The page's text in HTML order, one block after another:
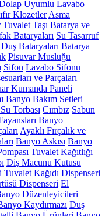
Uyumlu Lavabo
Klozetler Asma
Tuvalet Taşı Batarya ve
Bataryaları Su Tasarruf
Duş Bataryaları Batarya
Pisuvar Musluğu
Sifon Lavabo Sifonu
ve Parçaları
Kumanda Paneli
Banyo Bakım Setleri
Torbası Cımbız Sabun
Banyo
Ayaklı Fırçalık ve
Banyo Askısı Banyo
Tuvalet Kağıtlığı
Diş Macunu Kutusu
Tuvalet Kağıdı Dispenseri
Dispenseri El
Düzenleyicileri
Kaydırmazı Duş